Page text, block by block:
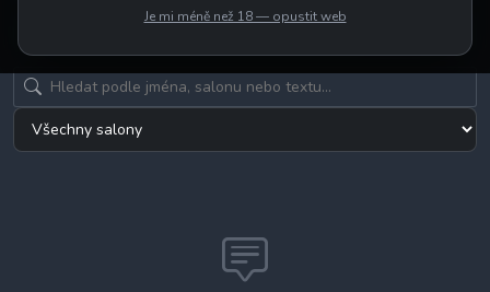
Je mi méně než 18 — opustit web